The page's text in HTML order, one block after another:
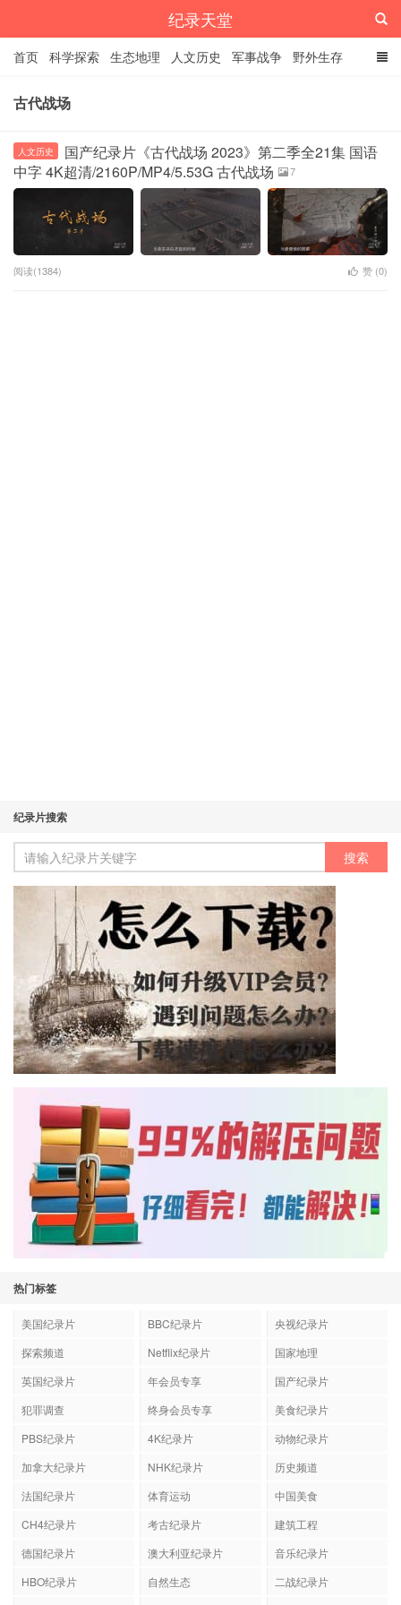
纪录天堂
首页 科学探索 生态地理 人文历史 军事战争 野外生存
经典纪录
古代战场
人文历史
国产纪录片《古代战场 2023》第二季全21集 国语
中字 4K超清/2160P/MP4/5.53G 古代战场
7
阅读(1384) 赞 (0)
纪录片搜索
热门标签
美国纪录片 BBC纪录片
央视纪录片
探索频道
Netflix纪录片
国家地理
英国纪录片
年会员专享
国产纪录片
犯罪调查
终身会员专享
美食纪录片
PBS纪录片
4K纪录片
动物纪录片
加拿大纪录片
NHK纪录片
历史频道
法国纪录片
体育运动
中国美食
CH4纪录片
考古纪录片
建筑工程
德国纪录片
澳大利亚纪录片
音乐纪录片
HBO纪录片
自然生态
二战纪录片